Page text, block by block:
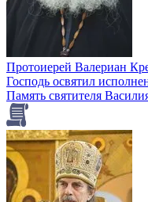
Протоиерей Валериан
Господь освятил
Память святителя